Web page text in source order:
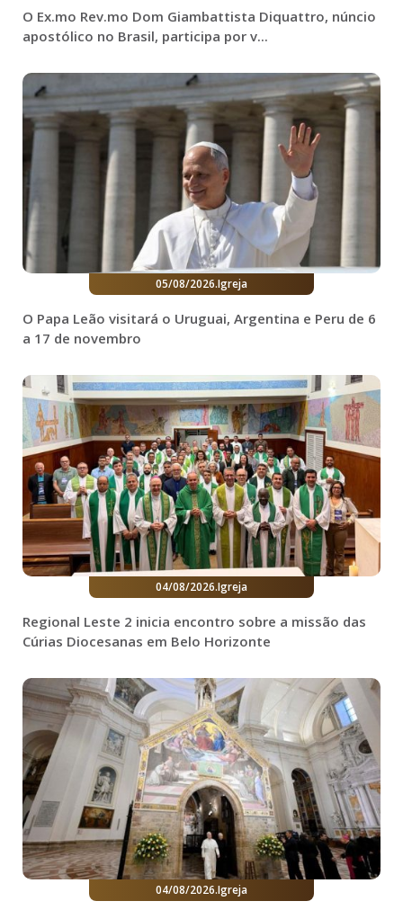
O Ex.mo Rev.mo Dom Giambattista Diquattro, núncio
apostólico no Brasil, participa por v...
05/08/2026.Igreja
O Papa Leão visitará o Uruguai, Argentina e Peru de 6
a 17 de novembro
04/08/2026.Igreja
Regional Leste 2 inicia encontro sobre a missão das
Cúrias Diocesanas em Belo Horizonte
04/08/2026.Igreja